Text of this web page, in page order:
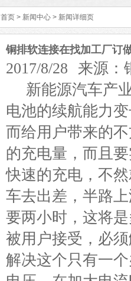
首页 > 新闻中心 > 新闻详细页
铜排软连接在找加工厂订
2017/8/28 来源
新能源汽车产业
电池的续航能力
而给用户带来的
的充电量，而且
快速的充电，不
车去出差，半路
要两小时，这将
被用户接受，必
解决这个只有一